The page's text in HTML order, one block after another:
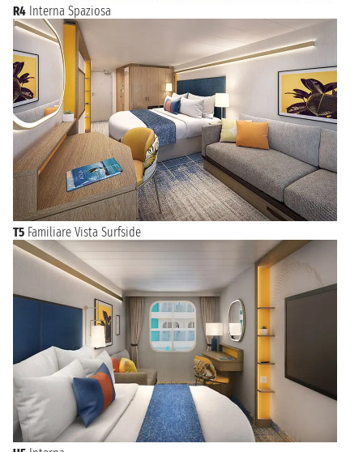
R4 Interna Spaziosa
T5 Familiare Vista Surfside